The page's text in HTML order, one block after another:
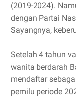
(2019-2024).
dengan Partai
Sayangnya,
Setelah 4 tahun
wanita berdarah
mendaftar
pemilu periode